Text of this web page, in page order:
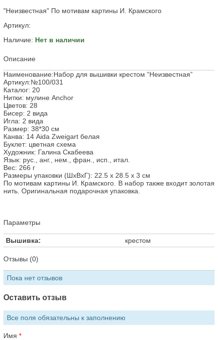
"Неизвестная" По мотивам картины И. Крамского
Артикул:
Наличие: Нет в наличии
Описание
Наименование:Набор для вышивки крестом “Неизвестная”
Артикул:№100/031
Каталог: 20
Нитки: мулине Anchor
Цветов: 28
Бисер: 2 вида
Игла: 2 вида
Размер: 38*30 см
Канва: 14 Aida Zweigart белая
Буклет: цветная схема
Художник: Галина Скабеева
Язык: рус., анг., нем., фран., исп., итал.
Вес: 266 г
Размеры упаковки (ШхВхГ): 22.5 x 28.5 x 3 см
По мотивам картины И. Крамского. В набор также входит золотая
нить. Оригинальная подарочная упаковка.
Параметры
Вышивка: крестом
Отзывы (0)
Пока нет отзывов
Оставить отзыв
Все поля обязательны к заполнению
Имя